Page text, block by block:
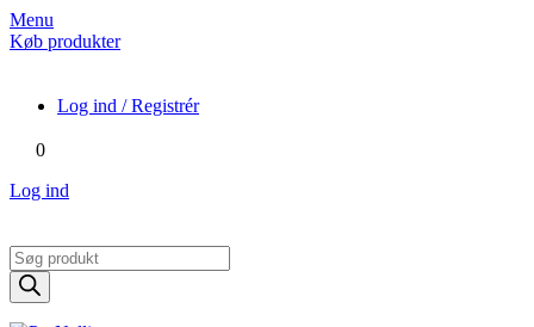
Menu
Køb produkter
Log ind / Registrér
0
Log ind
Products
search